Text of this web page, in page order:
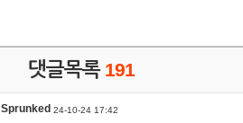
댓글목록 191
Sprunked 24-10-24 17:42